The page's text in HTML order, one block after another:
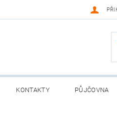
KONTAKTY PŮJČOVNA